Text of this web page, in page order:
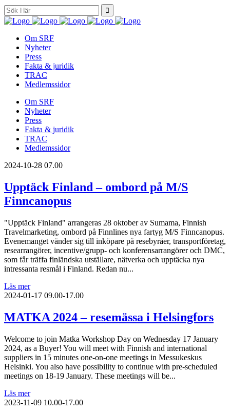
Search
for:
Om SRF
Nyheter
Press
Fakta & juridik
TRAC
Medlemssidor
Om SRF
Nyheter
Press
Fakta & juridik
TRAC
Medlemssidor
2024-10-28 07.00
Upptäck Finland – ombord på M/S
Finncanopus
"Upptäck Finland" arrangeras 28 oktober av Sumama, Finnish
Travelmarketing, ombord på Finnlines nya fartyg M/S Finncanopus.
Evenemanget vänder sig till inköpare på resebyråer, transportföretag,
researrangörer, incentive/grupp- och konferensarrangörer och DMC,
som får träffa finländska utställare, nätverka och upptäcka nya
intressanta resmål i Finland. Redan nu...
Läs mer
2024-01-17 09.00-17.00
MATKA 2024 – resemässa i Helsingfors
Welcome to join Matka Workshop Day on Wednesday 17 January
2024, as a Buyer! You will meet with Finnish and international
suppliers in 15 minutes one-on-one meetings in Messukeskus
Helsinki. You also have possibility to continue with pre-scheduled
meetings on 18-19 January. These meetings will be...
Läs mer
2023-11-09 10.00-17.00